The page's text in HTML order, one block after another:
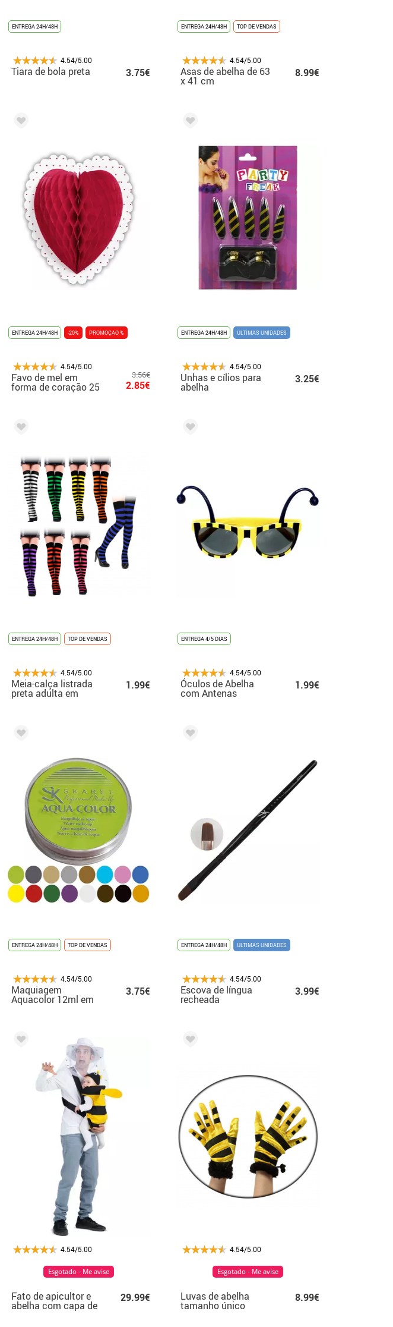
ENTREGA 24H/48H
4.54/5.00
Tiara de bola preta 3.75€
ENTREGA 24H/48H TOP DE VENDAS
4.54/5.00
Asas de abelha de 63
x 41 cm
8.99€
ENTREGA 24H/48H -20% PROMOÇAO %
4.54/5.00
Favo de mel em
forma de coração 25
3.56€
2.85€
ENTREGA 24H/48H ÚLTIMAS UNIDADES
4.54/5.00
Unhas e cílios para
abelha
3.25€
ENTREGA 24H/48H TOP DE VENDAS
4.54/5.00
Meia-calça listrada
preta adulta em
várias cores
1.99€
ENTREGA 4/5 DIAS
4.54/5.00
Óculos de Abelha
com Antenas
1.99€
ENTREGA 24H/48H TOP DE VENDAS
4.54/5.00
Maquiagem
Aquacolor 12ml em
várias cores
3.75€
ENTREGA 24H/48H ÚLTIMAS UNIDADES
4.54/5.00
Escova de língua
recheada
3.99€
4.54/5.00
Fato de apicultor e
abelha com capa de
mochila para adulto e
29.99€
Esgotado - Me avise
4.54/5.00
Luvas de abelha
tamanho único
8.99€
Esgotado - Me avise